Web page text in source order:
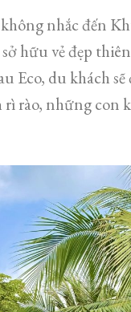
nhắc đến
hữu vẻ đẹp
Eco, du khách
rào, những con